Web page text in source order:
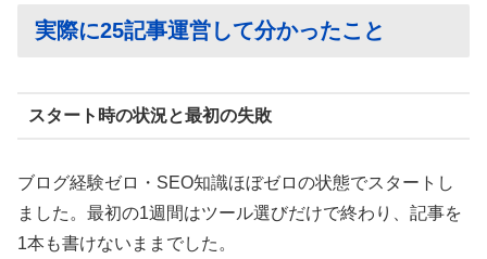
実際に25記事運営して分かったこと
スタート時の状況と最初の失敗
ブログ経験ゼロ・SEO知識ほぼゼロの状態でスタートし
ました。最初の1週間はツール選びだけで終わり、記事を
1本も書けないままでした。